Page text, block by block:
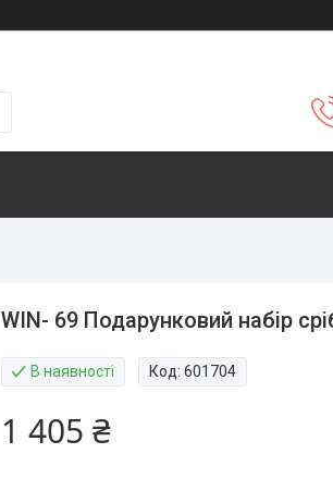
WIN- 69 Подарунковий набір
В наявності Код:601704
1 405 ₴